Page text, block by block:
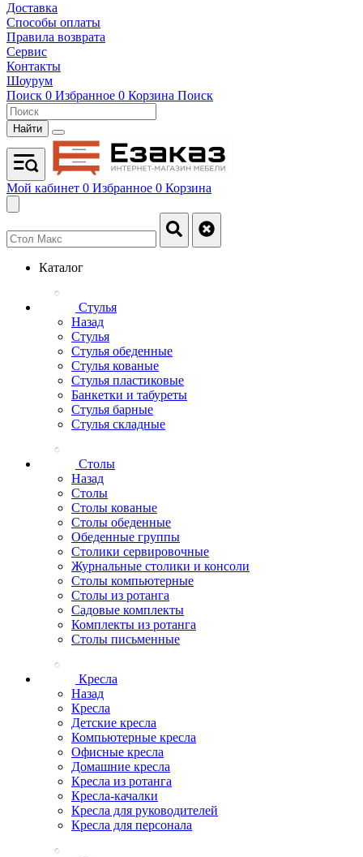
Доставка
Способы оплаты
Правила возврата
Сервис
Контакты
Шоурум
Поиск 0 Избранное 0 Корзина Поиск
Найти
Мой кабинет 0 Избранное 0 Корзина
Каталог
Стулья
Назад
Стулья
Стулья обеденные
Стулья кованые
Стулья пластиковые
Банкетки и табуреты
Стулья барные
Стулья складные
Столы
Назад
Столы
Столы кованые
Столы обеденные
Обеденные группы
Столики сервировочные
Журнальные столики и консоли
Столы компьютерные
Столы из ротанга
Садовые комплекты
Комплекты из ротанга
Столы письменные
Кресла
Назад
Кресла
Детские кресла
Компьютерные кресла
Офисные кресла
Домашние кресла
Кресла из ротанга
Кресла-качалки
Кресла для руководителей
Кресла для персонала